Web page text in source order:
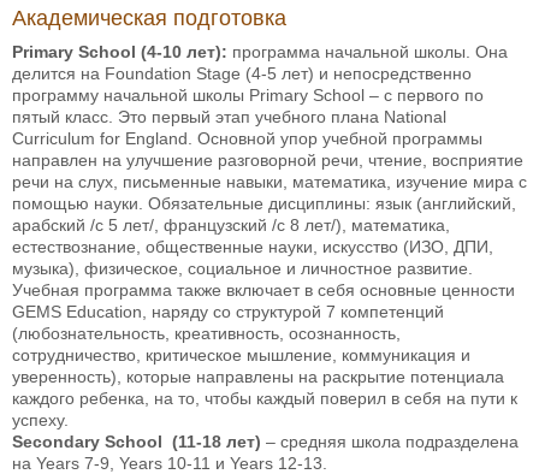
Академическая подготовка
Primary School (4-10 лет): программа начальной школы. Она
делится на Foundation Stage (4-5 лет) и непосредственно
программу начальной школы Primary School – с первого по
пятый класс. Это первый этап учебного плана National
Curriculum for England. Основной упор учебной программы
направлен на улучшение разговорной речи, чтение, восприятие
речи на слух, письменные навыки, математика, изучение мира с
помощью науки. Обязательные дисциплины: язык (английский,
арабский /с 5 лет/, французский /с 8 лет/), математика,
естествознание, общественные науки, искусство (ИЗО, ДПИ,
музыка), физическое, социальное и личностное развитие.
Учебная программа также включает в себя основные ценности
GEMS Education, наряду со структурой 7 компетенций
(любознательность, креативность, осознанность,
сотрудничество, критическое мышление, коммуникация и
уверенность), которые направлены на раскрытие потенциала
каждого ребенка, на то, чтобы каждый поверил в себя на пути к
успеху.
Secondary School (11-18 лет) – средняя школа подразделена
на Years 7-9, Years 10-11 и Years 12-13.